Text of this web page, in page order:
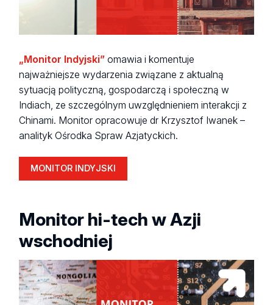
„Monitor Indyjski” omawia i komentuje
najważniejsze wydarzenia związane z aktualną
sytuacją polityczną, gospodarczą i społeczną w
Indiach, ze szczególnym uwzględnieniem interakcji z
Chinami. Monitor opracowuje dr Krzysztof Iwanek –
analityk Ośrodka Spraw Azjatyckich.
MONITOR INDYJSKI
Monitor hi-tech w Azji
wschodniej